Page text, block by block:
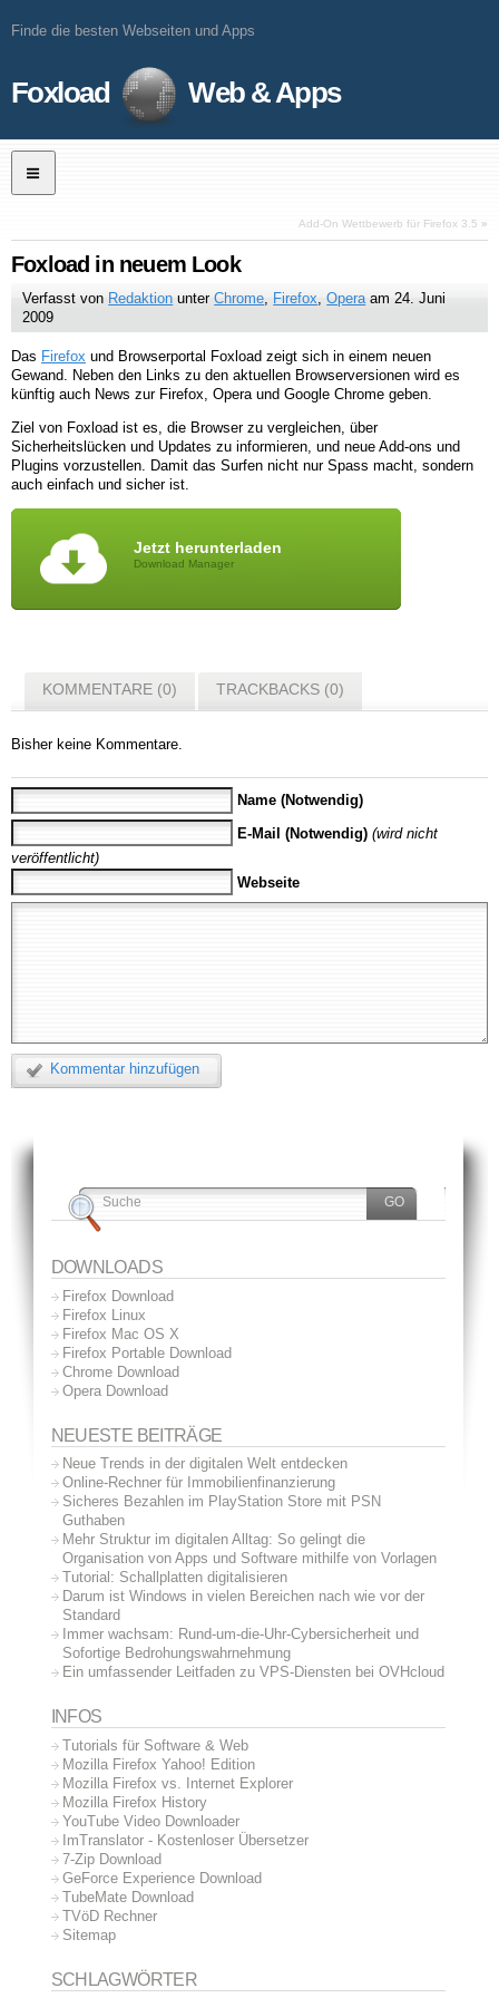
Finde die besten Webseiten und Apps
Foxload Web & Apps
Add-On Wettbewerb für Firefox 3.5 »
Foxload in neuem Look
Verfasst von Redaktion unterChrome, Firefox,Operaam24. Juni
2009
Das Firefox und Browserportal Foxload zeigt sich in einem neuen
Gewand. Neben den Links zu den aktuellen Browserversionen wird es
künftig auch News zur Firefox, Opera und Google Chrome geben.
Ziel von Foxload ist es, die Browser zu vergleichen, über
Sicherheitslücken und Updates zu informieren, und neue Add-ons und
Plugins vorzustellen. Damit das Surfen nicht nur Spass macht, sondern
auch einfach und sicher ist.
Jetzt herunterladen
Download Manager
KOMMENTARE (0) TRACKBACKS (0)
Bisher keine Kommentare.
Name (Notwendig)
E-Mail (Notwendig) (wird nicht
veröffentlicht)
Webseite
Kommentar hinzufügen
DOWNLOADS
Firefox Download
Firefox Linux
Firefox Mac OS X
Firefox Portable Download
Chrome Download
Opera Download
NEUESTE BEITRÄGE
Neue Trends in der digitalen Welt entdecken
Online-Rechner für Immobilienfinanzierung
Sicheres Bezahlen im PlayStation Store mit PSN
Guthaben
Mehr Struktur im digitalen Alltag: So gelingt die
Organisation von Apps und Software mithilfe von Vorlagen
Tutorial: Schallplatten digitalisieren
Darum ist Windows in vielen Bereichen nach wie vor der
Standard
Immer wachsam: Rund-um-die-Uhr-Cybersicherheit und
Sofortige Bedrohungswahrnehmung
Ein umfassender Leitfaden zu VPS-Diensten bei OVHcloud
INFOS
Tutorials für Software & Web
Mozilla Firefox Yahoo! Edition
Mozilla Firefox vs. Internet Explorer
Mozilla Firefox History
YouTube Video Downloader
ImTranslator - Kostenloser Übersetzer
7-Zip Download
GeForce Experience Download
TubeMate Download
TVöD Rechner
Sitemap
SCHLAGWÖRTER